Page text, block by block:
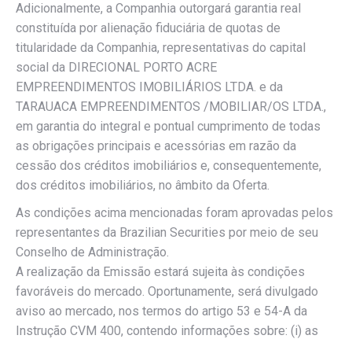
Adicionalmente, a Companhia outorgará garantia real
constituída por alienação fiduciária de quotas de
titularidade da Companhia, representativas do capital
social da DIRECIONAL PORTO ACRE
EMPREENDIMENTOS IMOBILIÁRIOS LTDA. e da
TARAUACA EMPREENDIMENTOS /MOBILIAR/OS LTDA.,
em garantia do integral e pontual cumprimento de todas
as obrigações principais e acessórias em razão da
cessão dos créditos imobiliários e, consequentemente,
dos créditos imobiliários, no âmbito da Oferta.
As condições acima mencionadas foram aprovadas pelos
representantes da Brazilian Securities por meio de seu
Conselho de Administração.
A realização da Emissão estará sujeita às condições
favoráveis do mercado. Oportunamente, será divulgado
aviso ao mercado, nos termos do artigo 53 e 54-A da
Instrução CVM 400, contendo informações sobre: (i) as